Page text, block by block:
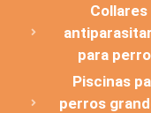
Collares
para
Piscinas
perros